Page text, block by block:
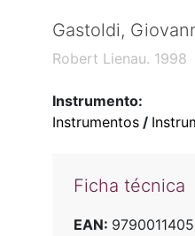
Gastoldi,
Robert Lienau. 1998
Instrumento:
Instrumentos/
Ficha técnica
EAN: